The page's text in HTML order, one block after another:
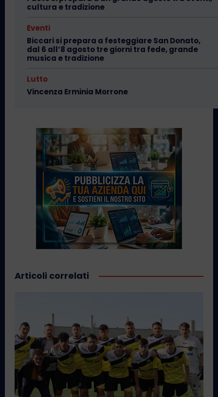
cultura e tradizione
Eventi
Biccari si prepara a festeggiare San Donato,
dal 6 all’8 agosto tre giorni tra fede, grande
musica e tradizione
Lutto
Vincenza Erminia Morrone
Articoli correlati